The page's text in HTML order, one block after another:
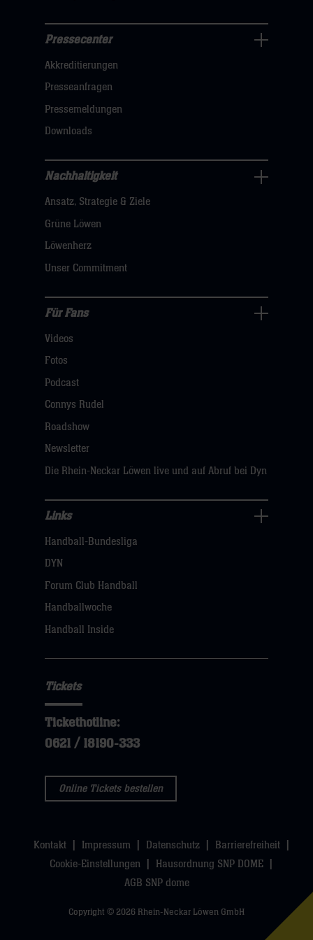
Navigation
öffnen,
dann
klicken
hier
Pressecenter
Akkreditierungen
Presseanfragen
Pressemeldungen
Downloads
Nachhaltigkeit
Navigation
öffnen,
dann
hier
Nachhaltigkeit
Ansatz, Strategie & Ziele
Grüne Löwen
Löwenherz
Unser Commitment
Fans
Navigation
öffnen,
dann
hier
Für Fans
Videos
Fotos
Podcast
Connys Rudel
Roadshow
Newsletter
Die Rhein-Neckar Löwen live und auf Abruf bei Dyn
Navigation
öffnen,
dann
klicken
Links
Handball-Bundesliga
DYN
Forum Club Handball
Handballwoche
Handball Inside
Tickets
Tickethotline:
0621 / 18190-333
Online Tickets bestellen
Kontakt Impressum Datenschutz
Barrierefreiheit
Cookie-Einstellungen
Hausordnung SNP DOME
AGB SNP dome
Copyright © 2026 Rhein-Neckar Löwen GmbH